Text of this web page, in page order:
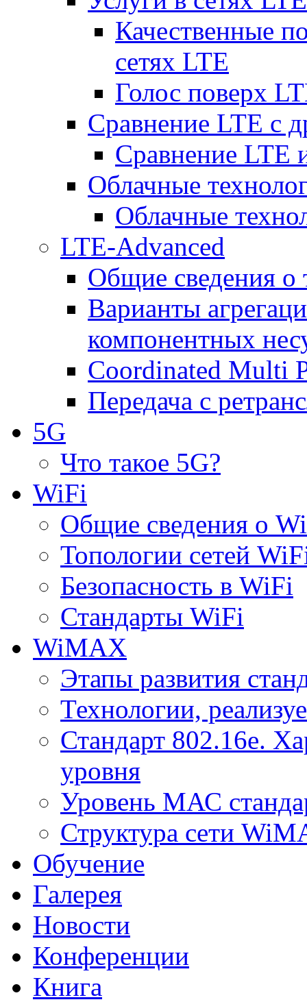
Качественные
сетях LTE
Голос поверх
Сравнение LTE с
Сравнение LTE
Облачные
Облачные
LTE-Advanced
Общие сведения о
Варианты
компонентных
Coordinated Multi
Передача с
5G
Что такое 5G?
WiFi
Общие сведения о
Топологии сетей
Безопасность в WiFi
Стандарты WiFi
WiMAX
Этапы развития
Технологии,
Стандарт 802.16е.
уровня
Уровень МАС
Структура сети
Обучение
Галерея
Новости
Конференции
Книга